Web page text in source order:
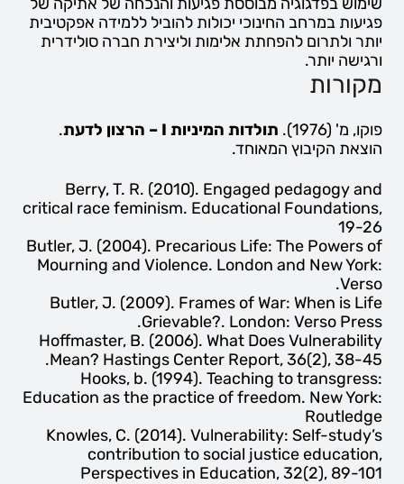
פגיעות במרחב החינוכי יכולות להוביל ללמידה אפקטיבית
יותר ולתרום להפחתת אלימות וליצירת חברה סולידרית
ורגישה יותר.
מקורות
פוקו, מ' (1976). תולדות המיניות I – הרצון לדעת.
הוצאת הקיבוץ המאוחד.
Berry, T. R. (2010). Engaged pedagogy and
critical race feminism. Educational Foundations,
19-26
Butler, J. (2004). Precarious Life: The Powers of
Mourning and Violence. London and New York:
Verso.
Butler, J. (2009). Frames of War: When is Life
Grievable?. London: Verso Press.
Hoffmaster, B. (2006). What Does Vulnerability
Mean? Hastings Center Report,36(2), 38-45.
Hooks, b. (1994). Teaching to transgress:
Education as the practice of freedom. New York:
Routledge
Knowles, C. (2014). Vulnerability: Self-study’s
contribution to social justice education,
Perspectives in Education, 32(2), 89-101